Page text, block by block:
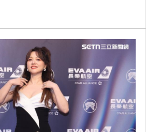
經歷手術，脊椎留有後遺症，加上早
攝期間更被捕捉到一直用手護著腰。
離》後將暫停接演古裝劇。宋亭誼報